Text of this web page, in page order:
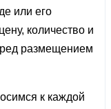
или его
количество и
размещением
к каждой